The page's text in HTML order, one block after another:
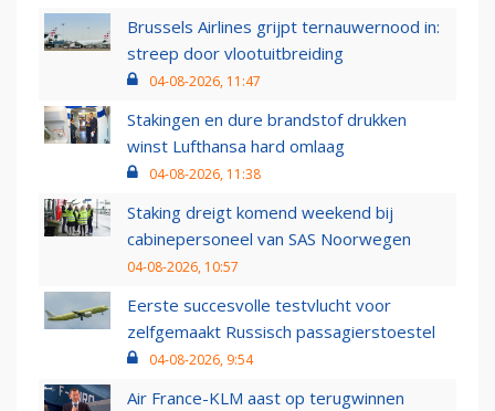
Brussels Airlines grijpt ternauwernood in:
streep door vlootuitbreiding
04-08-2026, 11:47
Stakingen en dure brandstof drukken
winst Lufthansa hard omlaag
04-08-2026, 11:38
Staking dreigt komend weekend bij
cabinepersoneel van SAS Noorwegen
04-08-2026, 10:57
Eerste succesvolle testvlucht voor
zelfgemaakt Russisch passagierstoestel
04-08-2026, 9:54
Air France-KLM aast op terugwinnen